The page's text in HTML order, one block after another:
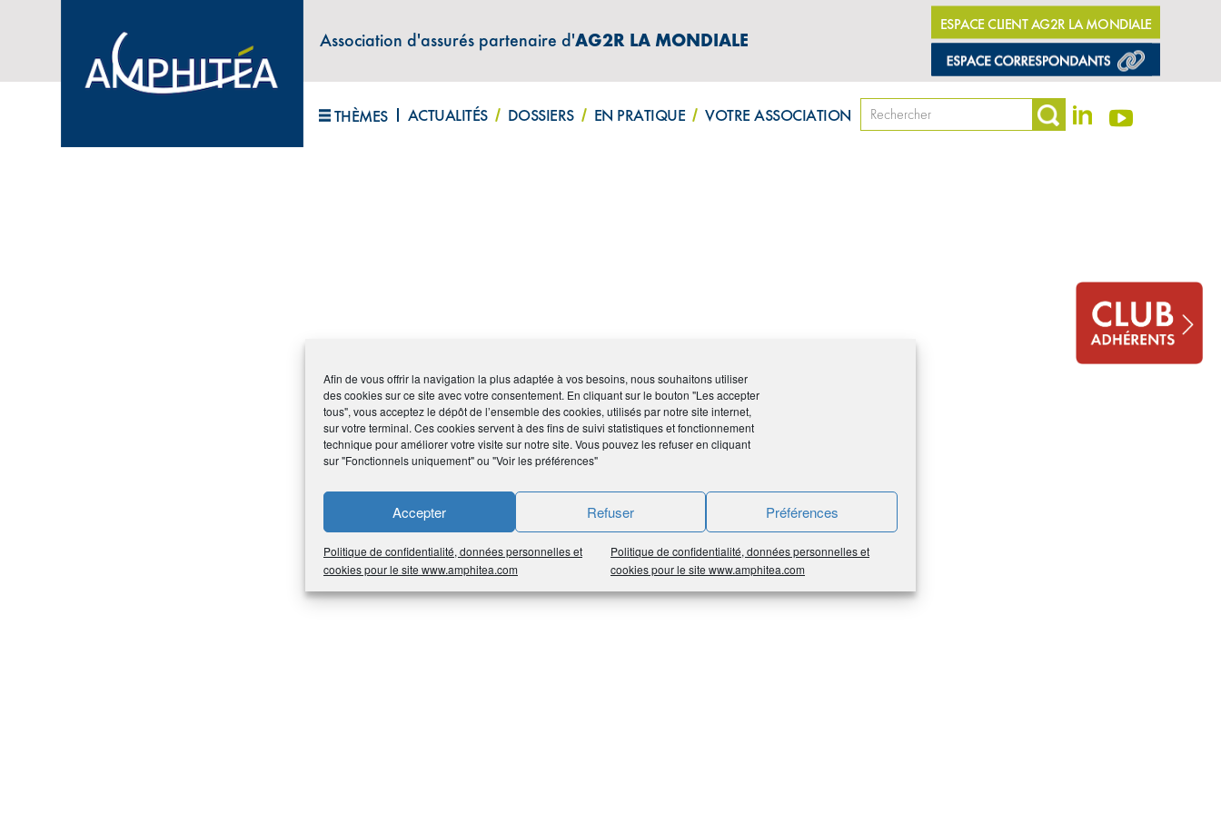
Afin de vous offrir la navigation la plus adaptée à vos besoins, nous souhaitons utiliser
des cookies sur ce site avec votre consentement. En cliquant sur le bouton "Les accepter
tous", vous acceptez le dépôt de l’ensemble des cookies, utilisés par notre site internet,
sur votre terminal. Ces cookies servent à des fins de suivi statistiques et fonctionnement
technique pour améliorer votre visite sur notre site. Vous pouvez les refuser en cliquant
sur "Fonctionnels uniquement" ou "Voir les préférences"
Accepter Refuser Préférences
Politique de confidentialité, données personnelles et
cookies pour le site www.amphitea.com
Politique de confidentialité, données personnelles et
cookies pour le site www.amphitea.com
Association d'assurés partenaire d'AG2R LA MONDIALE
ESPACE CLIENT AG2R LA MONDIALE
THÈMES ACTUALITÉS DOSSIERS EN PRATIQUE VOTRE ASSOCIATION
Contact Lettre d'informations Mentions légales Politique de confidentialité ©Amphitea, Tous droits réservés